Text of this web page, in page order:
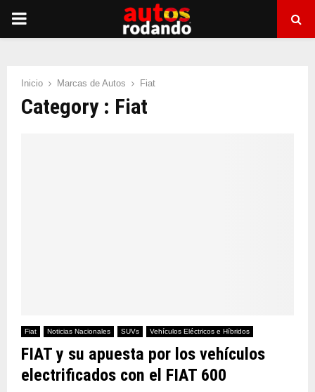
PRIMARY
Inicio Marcas de Autos Fiat
Category : Fiat
Fiat Noticias Nacionales SUVs Vehículos Eléctricos e Híbridos
FIAT y su apuesta por los vehículos
electrificados con el FIAT 600